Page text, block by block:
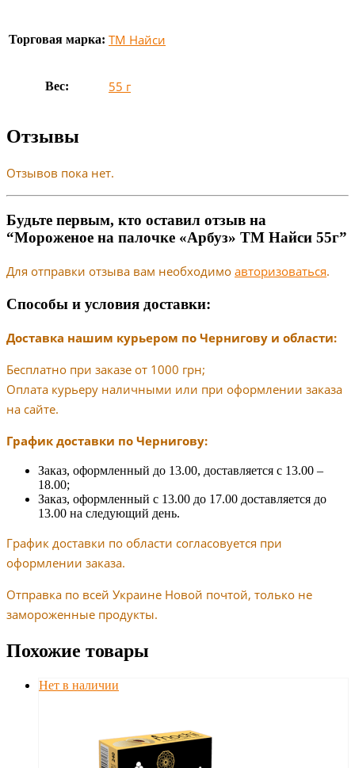
Торговая марка: ТМ Найси
Вес: 55 г
Отзывы
Отзывов пока нет.
Будьте первым, кто оставил отзыв на
“Мороженое на палочке «Арбуз» ТМ Найси 55г”
Для отправки отзыва вам необходимо авторизоваться.
Способы и условия доставки:
Доставка нашим курьером по Чернигову и области:
Бесплатно при заказе от 1000 грн;
Оплата курьеру наличными или при оформлении заказа
на сайте.
График доставки по Чернигову:
Заказ, оформленный до 13.00, доставляется с 13.00 –
18.00;
Заказ, оформленный с 13.00 до 17.00 доставляется до
13.00 на следующий день.
График доставки по области согласовуется при
оформлении заказа.
Отправка по всей Украине Новой почтой, только не
замороженные продукты.
Похожие товары
Нет в наличии